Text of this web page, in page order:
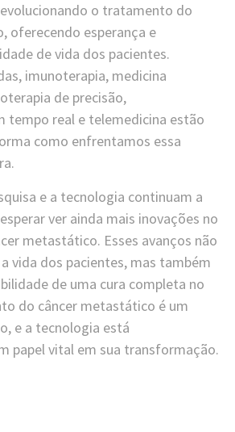
o tratamento do
oferecendo esperança e
de vida dos pacientes.
imunoterapia, medicina
de precisão,
tempo real e telemedicina estão
como enfrentamos essa
e a tecnologia continuam a
ver ainda mais inovações no
metastático. Esses avanços não
vida dos pacientes, mas também
de uma cura completa no
do câncer metastático é um
e a tecnologia está
papel vital em sua transformação.